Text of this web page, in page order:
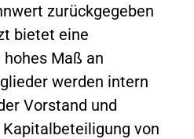
zurückgegeben
bietet eine
Maß an
werden intern
Vorstand und
von